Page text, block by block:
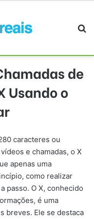
de
Usando o
caracteres ou
e chamadas, o X
apenas uma
como realizar
passo. O X, conhecido
é uma
breves. Ele se destaca